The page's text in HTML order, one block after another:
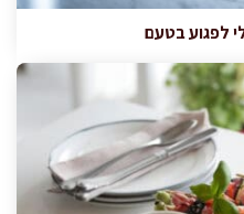
לפגוע בטעם